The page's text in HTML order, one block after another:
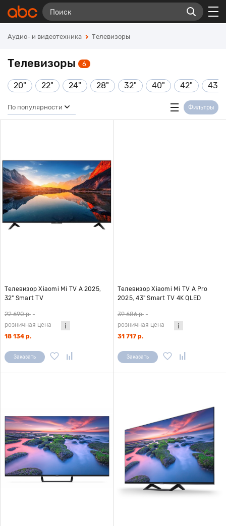
Аудио- и видеотехника Телевизоры
Телевизоры 6
20" 22" 24" 28" 32" 40" 42" 43"
По популярности Фильтры
Телевизор Xiaomi Mi TV A 2025,
32" Smart TV
22 690 р. -
розничная цена
18 134 р.
Заказать
Телевизор Xiaomi Mi TV A Pro
2025, 43" Smart TV 4K QLED
39 686 р. -
розничная цена
31 717 р.
Заказать